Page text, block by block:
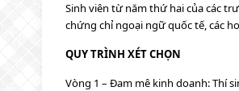
Sinh viên từ năm thứ hai của các
chứng chỉ ngoại ngữ quốc tế, các
QUY TRÌNH XÉT CHỌN
Vòng 1 – Đam mê kinh doanh: Thí